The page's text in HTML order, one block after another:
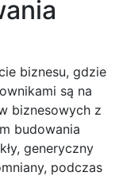
biznesu, gdzie
są na
biznesowych z
budowania
generyczny
podczas